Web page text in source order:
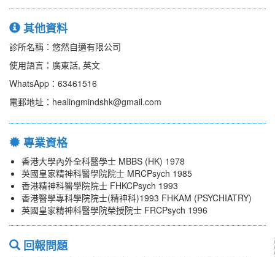
其他資料
診所名稱：悠然自適有限公司
使用語言：廣東話, 英文
WhatsApp：63461516
電郵地址：healingmindshk@gmail.com
專業資格
香港大學內外全科醫學士 MBBS (HK) 1978
英國皇家精神科醫學院院士 MRCPsych 1985
香港精神科醫學院院士 FHKCPsych 1993
香港醫學專科學院院士(精神科)1993 FHKAM (PSYCHIATRY)
英國皇家精神科醫學院榮授院士 FRCPsych 1996
回報問題